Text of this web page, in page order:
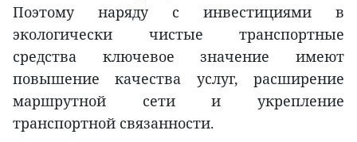
Поэтому наряду с инвестициями в
экологически чистые транспортные
средства ключевое значение имеют
повышение качества услуг, расширение
маршрутной сети и укрепление
транспортной связанности.